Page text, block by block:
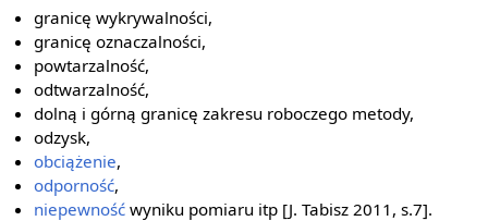
granicę wykrywalności,
granicę oznaczalności,
powtarzalność,
odtwarzalność,
dolną i górną granicę zakresu roboczego metody,
odzysk,
obciążenie,
odporność,
niepewność wyniku pomiaru itp [J. Tabisz 2011, s.7].